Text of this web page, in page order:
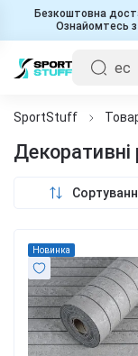
Безкоштовна
Ознайомтесь
SportStuff
Декоративні
Новинка